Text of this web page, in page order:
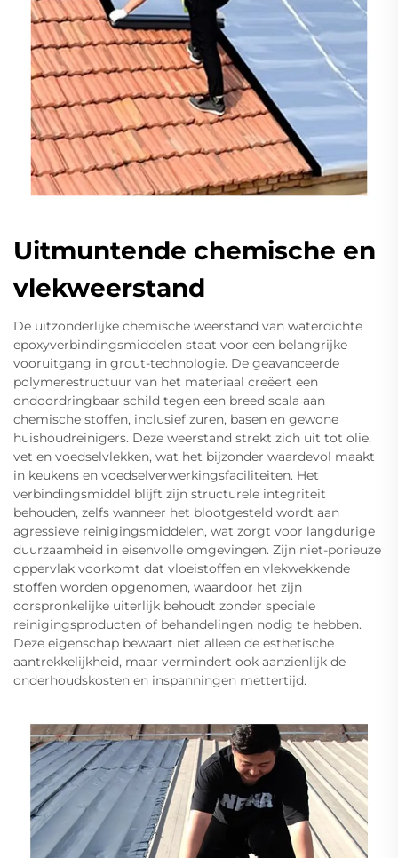
Uitmuntende chemische en
vlekweerstand
De uitzonderlijke chemische weerstand van waterdichte
epoxyverbindingsmiddelen staat voor een belangrijke
vooruitgang in grout-technologie. De geavanceerde
polymerestructuur van het materiaal creëert een
ondoordringbaar schild tegen een breed scala aan
chemische stoffen, inclusief zuren, basen en gewone
huishoudreinigers. Deze weerstand strekt zich uit tot olie,
vet en voedselvlekken, wat het bijzonder waardevol maakt
in keukens en voedselverwerkingsfaciliteiten. Het
verbindingsmiddel blijft zijn structurele integriteit
behouden, zelfs wanneer het blootgesteld wordt aan
agressieve reinigingsmiddelen, wat zorgt voor langdurige
duurzaamheid in eisenvolle omgevingen. Zijn niet-porieuze
oppervlak voorkomt dat vloeistoffen en vlekwekkende
stoffen worden opgenomen, waardoor het zijn
oorspronkelijke uiterlijk behoudt zonder speciale
reinigingsproducten of behandelingen nodig te hebben.
Deze eigenschap bewaart niet alleen de esthetische
aantrekkelijkheid, maar vermindert ook aanzienlijk de
onderhoudskosten en inspanningen mettertijd.